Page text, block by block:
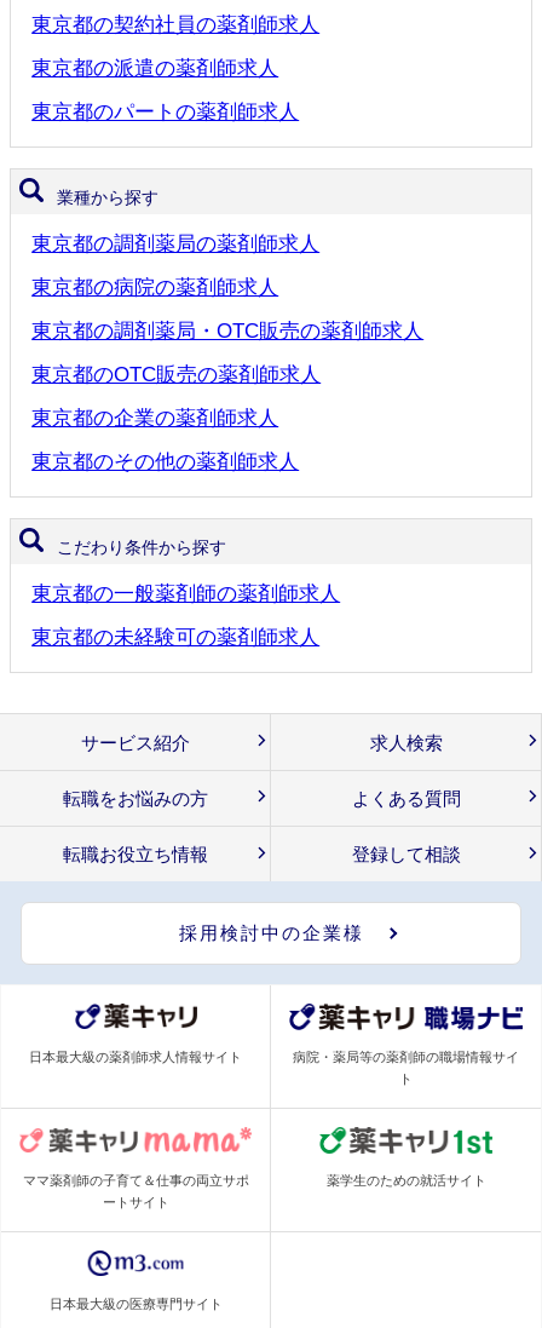
東京都の契約社員の薬剤師求人
東京都の派遣の薬剤師求人
東京都のパートの薬剤師求人
業種から探す
東京都の調剤薬局の薬剤師求人
東京都の病院の薬剤師求人
東京都の調剤薬局・OTC販売の薬剤師求人
東京都のOTC販売の薬剤師求人
東京都の企業の薬剤師求人
東京都のその他の薬剤師求人
こだわり条件から探す
東京都の一般薬剤師の薬剤師求人
東京都の未経験可の薬剤師求人
サービス紹介 求人検索
転職をお悩みの方 よくある質問
転職お役立ち情報 登録して相談
採用検討中の企業様
日本最大級の薬剤師求人情報サイト
病院・薬局等の薬剤師の職場情報サイ
ト
ママ薬剤師の子育て＆仕事の両立サポ
ートサイト
薬学生のための就活サイト
日本最大級の医療専門サイト